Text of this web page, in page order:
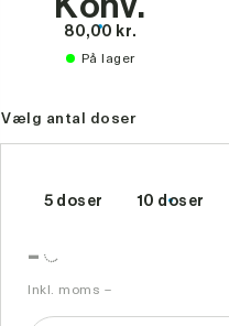
80,00 kr.
På lager
Vælg antal doser
5 doser 10 doser
-
Inkl. moms –